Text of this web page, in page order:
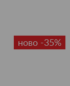
ново -35%